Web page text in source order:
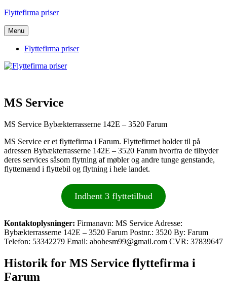
Videre
indhold
Flyttefirma priser
Menu
Flyttefirma priser
MS Service
MS Service Bybækterrasserne 142E – 3520 Farum
MS Service er et flyttefirma i Farum. Flyttefirmet holder til på
adressen Bybækterrasserne 142E – 3520 Farum hvorfra de tilbyder
deres services såsom flytning af møbler og andre tunge genstande,
flyttemænd i flyttebil og flytning i hele landet.
Indhent 3 flyttetilbud
Kontaktoplysninger: Firmanavn: MS Service Adresse:
Bybækterrasserne 142E – 3520 Farum Postnr.: 3520 By: Farum
Telefon: 53342279 Email: abohesm99@gmail.com CVR: 37839647
Historik for MS Service flyttefirma i
Farum